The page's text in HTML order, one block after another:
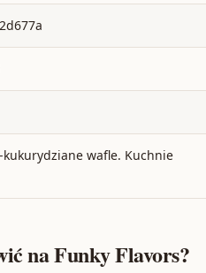
kukurydziane wafle. Kuchnie
na Funky Flavors?